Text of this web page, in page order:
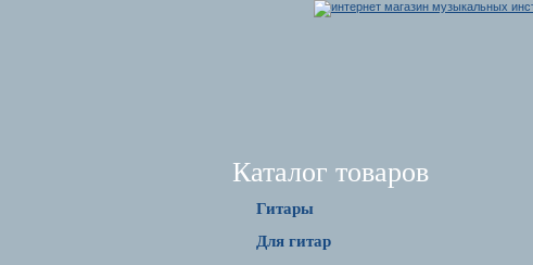
Каталог товаров
Гитары
Для гитар